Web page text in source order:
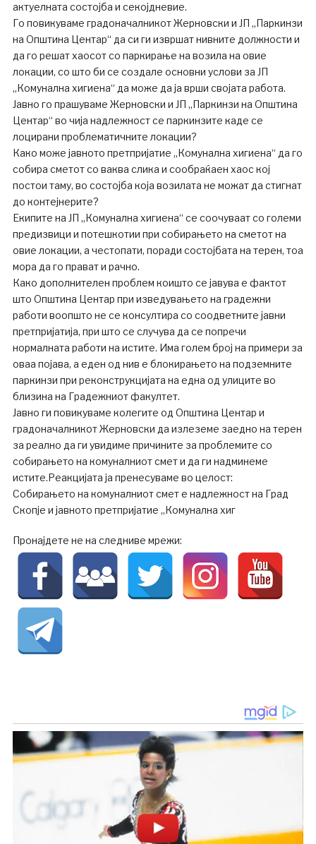
актуелната состојба и секојдневие.
Го повикуваме градоначалникот Жерновски и ЈП „Паркинзи
на Општина Центар“ да си ги извршат нивните должности и
да го решат хаосот со паркирање на возила на овие
локации, со што би се создале основни услови за ЈП
„Комунална хигиена“ да може да ја врши својата работа.
Јавно го прашуваме Жерновски и ЈП „Паркинзи на Општина
Центар“ во чија надлежност се паркинзите каде се
лоцирани проблематичните локации?
Како може јавното претпријатие „Комунална хигиена“ да го
собира сметот со ваква слика и сообраќаен хаос кој
постои таму, во состојба која возилата не можат да стигнат
до контејнерите?
Екипите на ЈП „Комунална хигиена“ се соочуваат со големи
предизвици и потешкотии при собирањето на сметот на
овие локации, а честопати, поради состојбата на терен, тоа
мора да го прават и рачно.
Како дополнителен проблем коишто се јавува е фактот
што Општина Центар при изведувањето на градежни
работи воопшто не се консултира со соодветните јавни
претпријатија, при што се случува да се попречи
нормалната работи на истите. Има голем број на примери за
оваа појава, а еден од нив е блокирањето на подземните
паркинзи при реконструкцијата на една од улиците во
близина на Градежниот факултет.
Јавно ги повикуваме колегите од Општина Центар и
градоначалникот Жерновски да излеземе заедно на терен
за реално да ги увидиме причините за проблемите со
собирањето на комуналниот смет и да ги надминеме
истите.Реакцијата ја пренесуваме во целост:
Собирањето на комуналниот смет е надлежност на Град
Скопје и јавното претпријатие „Комунална хиг
Пронајдете не на следниве мрежи: